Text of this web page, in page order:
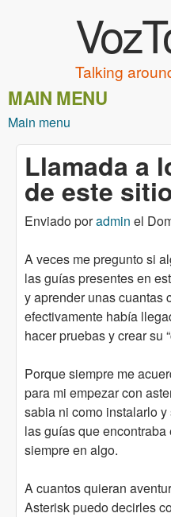
Talking
MAIN MENU
Main menu
Llamada a
de este
Enviado poradmin el
A veces me pregunto si
las guías presentes en
y aprender unas cuantas
efectivamente había
hacer pruebas y crear su
Porque siempre me
para mi empezar con
sabia ni como instalarlo
las guías que
siempre en algo.
A cuantos quieran
Asterisk puedo decirles